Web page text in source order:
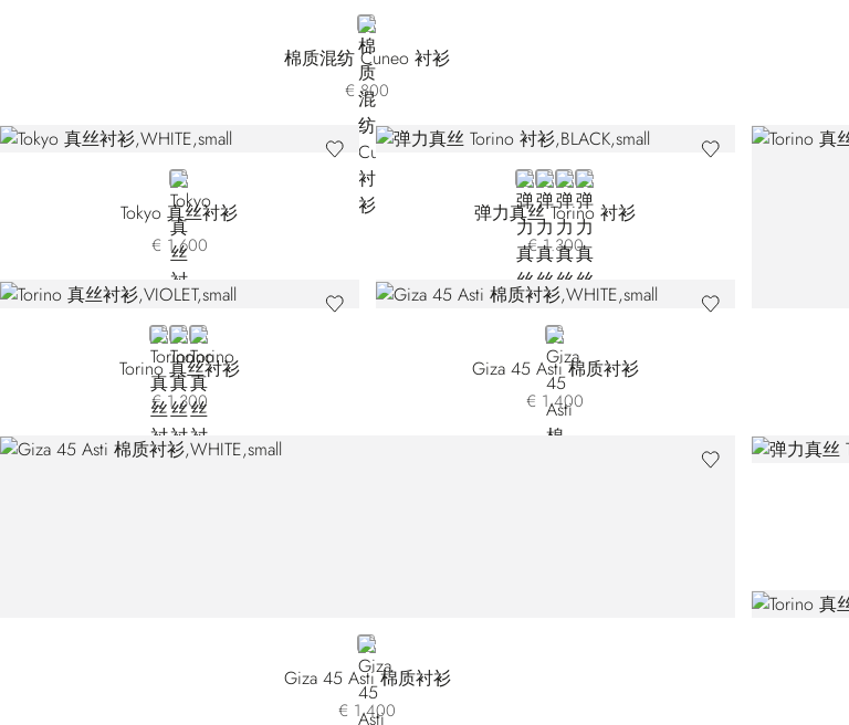
WHITE
棉质混纺 Cuneo 衬衫
€ 800
WHITE
Tokyo 真丝衬衫
€ 1.600
BLACK
BROWN
REDBLUE
弹力真丝 Torino 衬衫
€ 1.300
VIOLET
GREY CS0060-008
GREY CS0060-009
Torino 真丝衬衫
€ 1.300
WHITE
Giza 45 Asti 棉质衬衫
€ 1.400
WHITE
Giza 45 Asti 棉质衬衫
€ 1.400